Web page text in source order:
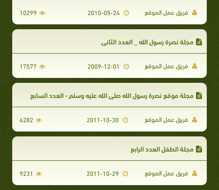
فريق عمل الموقع 10299
مجلة نصرة رسول الله _ العدد الثاني
فريق عمل الموقع 17577
مجلة موقع نصرة رسول الله صلى الله عليه وسلم - العدد السابع
فريق عمل الموقع 6282
مجلة الطفل العدد الرابع
فريق عمل الموقع 9231